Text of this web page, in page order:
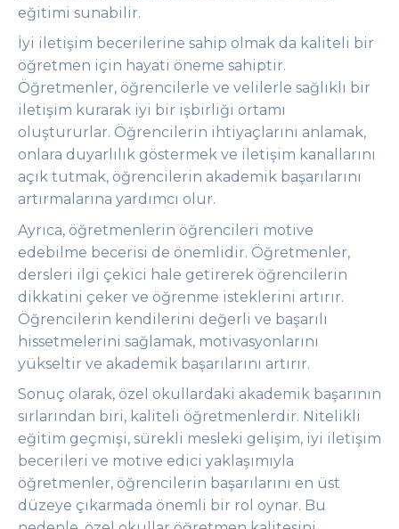
eğitimi sunabilir.
İyi iletişim becerilerine sahip olmak da kaliteli bir
öğretmen için hayati öneme sahiptir.
Öğretmenler, öğrencilerle ve velilerle sağlıklı bir
iletişim kurarak iyi bir işbirliği ortamı
oluştururlar. Öğrencilerin ihtiyaçlarını anlamak,
onlara duyarlılık göstermek ve iletişim kanallarını
açık tutmak, öğrencilerin akademik başarılarını
artırmalarına yardımcı olur.
Ayrıca, öğretmenlerin öğrencileri motive
edebilme becerisi de önemlidir. Öğretmenler,
dersleri ilgi çekici hale getirerek öğrencilerin
dikkatini çeker ve öğrenme isteklerini artırır.
Öğrencilerin kendilerini değerli ve başarılı
hissetmelerini sağlamak, motivasyonlarını
yükseltir ve akademik başarılarını artırır.
Sonuç olarak, özel okullardaki akademik başarının
sırlarından biri, kaliteli öğretmenlerdir. Nitelikli
eğitim geçmişi, sürekli mesleki gelişim, iyi iletişim
becerileri ve motive edici yaklaşımıyla
öğretmenler, öğrencilerin başarılarını en üst
düzeye çıkarmada önemli bir rol oynar. Bu